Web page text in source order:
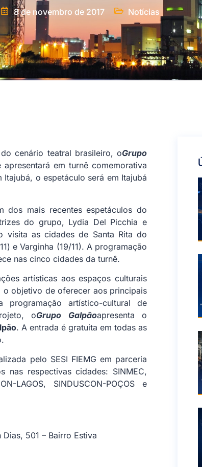
8 de novembro de 2017 Notícias
cenário teatral brasileiro, oGrupo
em turnê comemorativa
o espetáculo será em Itajubá
dos mais recentes espetáculos do
do grupo, Lydia Del Picchia e
visita as cidades de Santa Rita do
e Varginha (19/11). A programação
nas cinco cidades da turnê.
artísticas aos espaços culturais
objetivo de oferecer aos principais
artístico-cultural de
oGrupo Galpãoapresenta o
. A entrada é gratuita em todas as
pelo SESI FIEMG em parceria
nas respectivas cidades: SINMEC,
LAGOS, SINDUSCON-POÇOS e
501 – Bairro Estiva